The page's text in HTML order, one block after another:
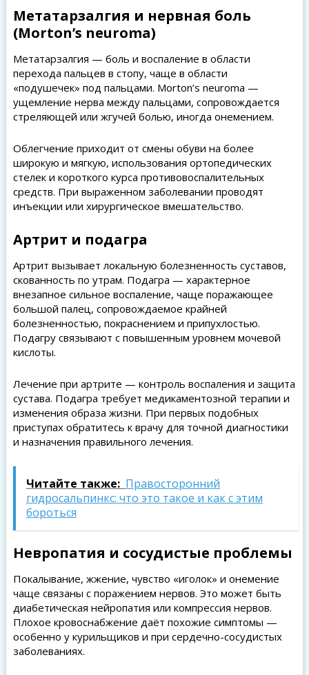
Метатарзалгия и нервная боль
(Morton’s neuroma)
Метатарзалгия — боль и воспаление в области
перехода пальцев в стопу, чаще в области
«подушечек» под пальцами. Morton’s neuroma —
ущемление нерва между пальцами, сопровождается
стреляющей или жгучей болью, иногда онемением.
Облегчение приходит от смены обуви на более
широкую и мягкую, использования ортопедических
стелек и короткого курса противовоспалительных
средств. При выраженном заболевании проводят
инъекции или хирургическое вмешательство.
Артрит и подагра
Артрит вызывает локальную болезненность суставов,
скованность по утрам. Подагра — характерное
внезапное сильное воспаление, чаще поражающее
большой палец, сопровождаемое крайней
болезненностью, покраснением и припухлостью.
Подагру связывают с повышенным уровнем мочевой
кислоты.
Лечение при артрите — контроль воспаления и защита
сустава. Подагра требует медикаментозной терапии и
изменения образа жизни. При первых подобных
приступах обратитесь к врачу для точной диагностики
и назначения правильного лечения.
Читайте также: Правосторонний
гидросальпинкс: что это такое и как с этим
бороться
Невропатия и сосудистые проблемы
Покалывание, жжение, чувство «иголок» и онемение
чаще связаны с поражением нервов. Это может быть
диабетическая нейропатия или компрессия нервов.
Плохое кровоснабжение даёт похожие симптомы —
особенно у курильщиков и при сердечно-сосудистых
заболеваниях.